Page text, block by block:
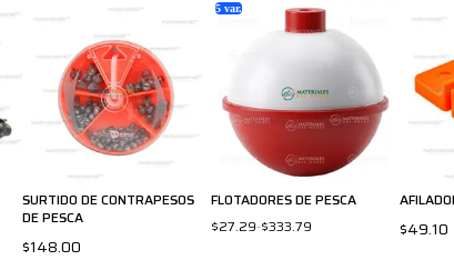
SURTIDO DE CONTRAPESOS
DE PESCA
$148.00
5 var.
FLOTADORES DE PESCA
$27.29-$333.79 $49.10